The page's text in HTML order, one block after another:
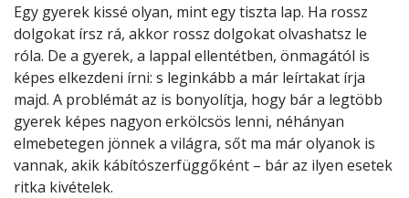
Egy gyerek kissé olyan, mint egy tiszta lap. Ha rossz
dolgokat írsz rá, akkor rossz dolgokat olvashatsz le
róla. De a gyerek, a lappal ellentétben, önmagától is
képes elkezdeni írni: s leginkább a már leírtakat írja
majd. A problémát az is bonyolítja, hogy bár a legtöbb
gyerek képes nagyon erkölcsös lenni, néhányan
elmebetegen jönnek a világra, sőt ma már olyanok is
vannak, akik kábítószerfüggőként – bár az ilyen esetek
ritka kivételek.